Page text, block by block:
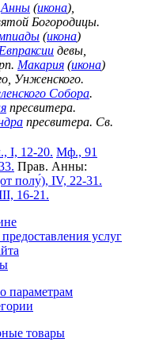
Анны (икона),
Богородицы.
(икона)
Евпраксии девы,
Макария (икона)
Унженского.
Собора.
пресвитера.
пресвитера. Св.
I, 12-20. Мф., 91
Прав. Анны:
полу́), IV, 22-31.
16-21.
услуг
параметрам
товары